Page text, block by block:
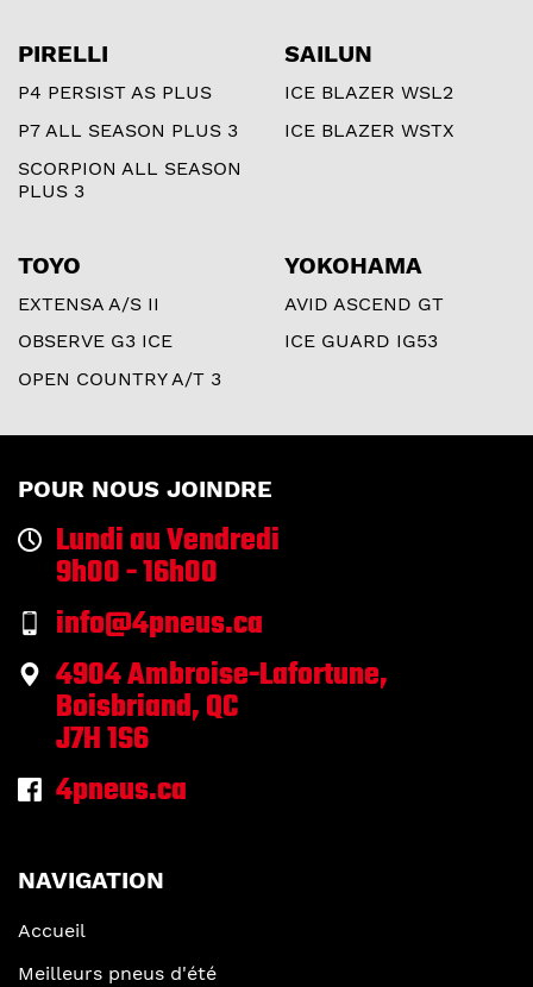
PIRELLI
P4 PERSIST AS PLUS
P7 ALL SEASON PLUS 3
SCORPION ALL SEASON
PLUS 3
SAILUN
ICE BLAZER WSL2
ICE BLAZER WSTX
TOYO
EXTENSA A/S II
OBSERVE G3 ICE
OPEN COUNTRY A/T 3
YOKOHAMA
AVID ASCEND GT
ICE GUARD IG53
POUR NOUS JOINDRE
Lundi au Vendredi
9h00 - 16h00
info@4pneus.ca
4904 Ambroise-Lafortune,
Boisbriand, QC
J7H 1S6
4pneus.ca
NAVIGATION
Accueil
Meilleurs pneus d'été